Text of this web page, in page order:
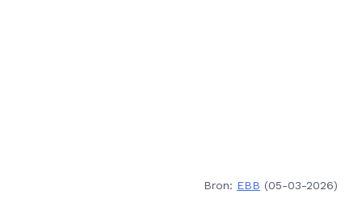
Bron: EBB (05-03-2026)